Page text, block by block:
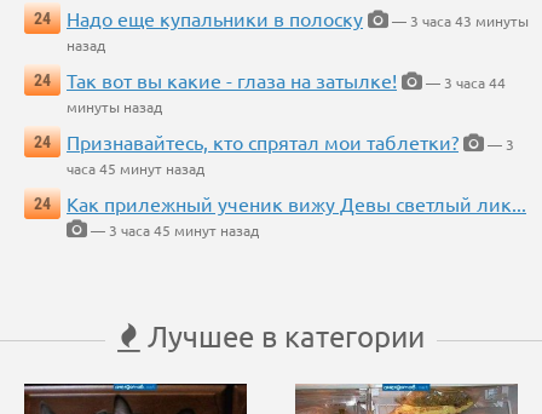
24
Надо еще купальники в полоску
— 3 часа 43 минуты
назад
24
Так вот вы какие - глаза на затылке!
— 3 часа 44
минуты назад
24
Признавайтесь, кто спрятал мои таблетки?
— 3
часа 45 минут назад
24
Как прилежный ученик вижу Девы светлый лик...
— 3 часа 45 минут назад
Лучшее в категории